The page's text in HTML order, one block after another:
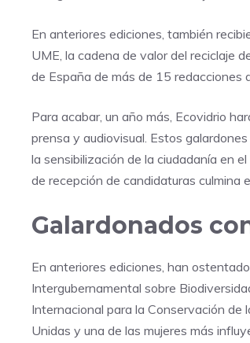
En anteriores ediciones, también
UME, la cadena de valor del reciclaje
de España de más de 15 redacciones
Para acabar, un año más, Ecovidrio
prensa y audiovisual. Estos
la sensibilización de la ciudadanía en
de recepción de candidaturas culmina
Galardonados
En anteriores ediciones, han
Intergubernamental sobre
Internacional para la Conservación de
Unidas y una de las mujeres más